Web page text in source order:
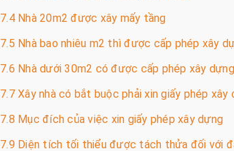
7.4 Nhà 20m2 được xây mấy tầng
7.5 Nhà bao nhiêu m2 thì được cấp phép xây
7.6 Nhà dưới 30m2 có được cấp phép xây
7.7 Xây nhà có bắt buộc phải xin giấy phép xây
7.8 Mục đích của việc xin giấy phép xây dựng
7.9 Diện tích tối thiểu được tách thửa đối với